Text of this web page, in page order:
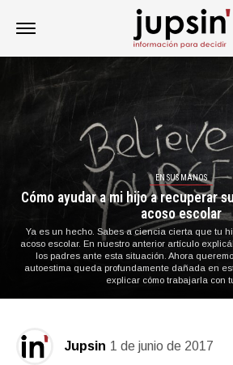
EN SUS MANOS
Cómo ayudar a mi hijo a recuperar
acoso escolar
Ya es un hecho. Sabes a ciencia cierta que tu
acoso escolar. En nuestro anterior artículo
los padres ante esta situación. Ahora
autoestima queda profundamente dañada en
explicar cómo trabajarla con
Jupsin 1 de junio de 2017